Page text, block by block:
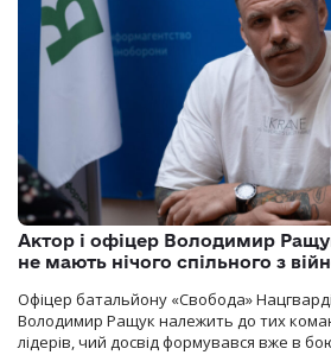
Актор і офіцер Володимир
не мають нічого спільного з
Офіцер батальйону «Свобода»
Володимир Ращук належить до тих
лідерів, чий досвід формувався вже в